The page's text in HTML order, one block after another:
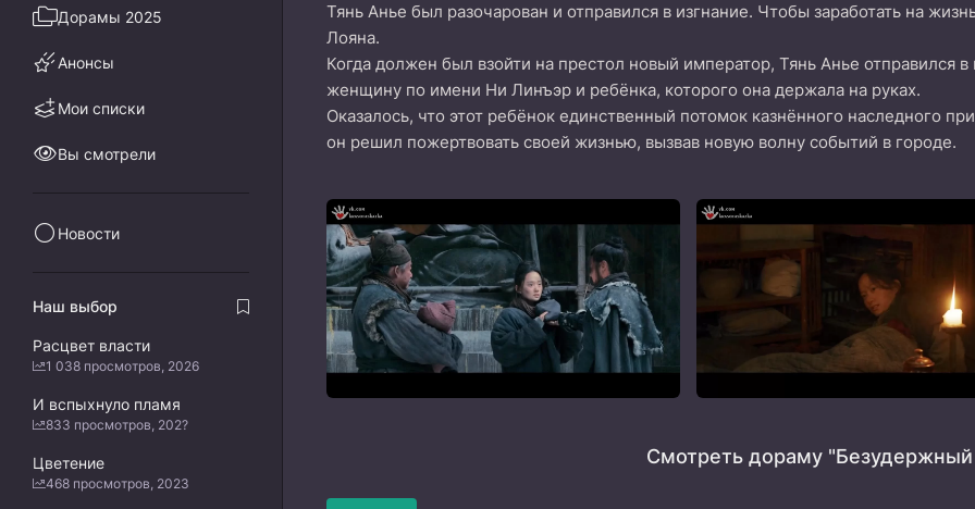
Тянь Анье был разочарован и отправился в изгнание. Чтобы заработать на
Лояна.
Когда должен был взойти на престол новый император, Тянь Анье отправился
женщину по имени Ни Линъэр и ребёнка, которого она держала на руках.
Оказалось, что этот ребёнок единственный потомок казнённого наследного
он решил пожертвовать своей жизнью, вызвав новую волну событий в городе.
Смотреть дораму
Дорамы 2025
Анонсы
Мои списки
Вы смотрели
Новости
Наш выбор
Расцвет власти
1 038 просмотров, 2026
И вспыхнуло пламя
833 просмотров, 202?
Цветение
468 просмотров, 2023